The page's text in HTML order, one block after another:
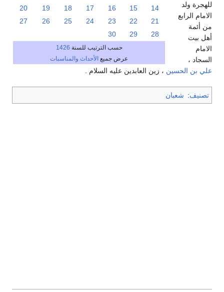
14
15
16
17
18
19
20
21
22
23
24
25
26
27
28
29
30
حسب الترتيب للسنة 1426
عرض جميع الأحداث والمناسبات
للهجرة ولد
الامام الرابع
من أئمة
أهل بيت
الامام
السجاد ،
علي بن الحسين ، زين العابدين عليه السلام .
تصنيف: شعبان